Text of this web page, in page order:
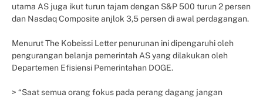
utama AS juga ikut turun tajam dengan S&P 500 turun 2 persen
dan Nasdaq Composite anjlok 3,5 persen di awal perdagangan.
Menurut The Kobeissi Letter penurunan ini dipengaruhi oleh
pengurangan belanja pemerintah AS yang dilakukan oleh
Departemen Efisiensi Pemerintahan DOGE.
> “Saat semua orang fokus pada perang dagang jangan